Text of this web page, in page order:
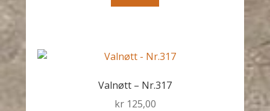
Valnøtt – Nr.317
kr125,00